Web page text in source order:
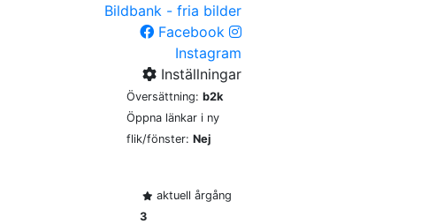
Bildbank - fria bilder
Facebook
Instagram
Inställningar
Översättning: b2k
Öppna länkar i ny
flik/fönster: Nej
aktuell årgång
3